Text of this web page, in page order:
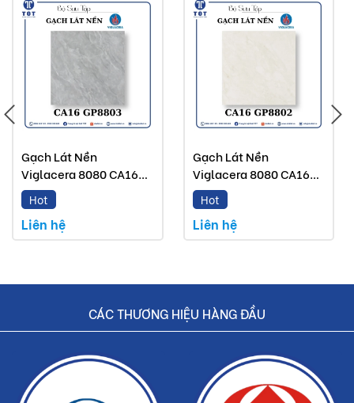
Gạch Lát Nền
Viglacera 8080 CA16
GP8803
Hot
Liên hệ
Gạch Lát Nền
Viglacera 8080 CA16
GP8802
Hot
Liên hệ
CÁC THƯƠNG HIỆU HÀNG ĐẦU